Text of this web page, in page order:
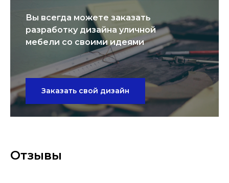
Вы всегда можете заказать
разработку дизайна уличной
мебели со своими идеями
Заказать свой дизайн
Отзывы